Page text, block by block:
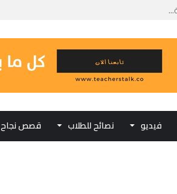
الشرح...
العامة...
فيديو نصائح للطلاب قصص نجاح